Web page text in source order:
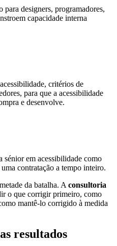
designers, programadores,
capacidade interna
critérios de
para que a acessibilidade
e desenvolve.
sénior em acessibilidade como
contratação a tempo inteiro.
da batalha. A consultoria
o que corrigir primeiro, como
mantê-lo corrigido à medida
resultados